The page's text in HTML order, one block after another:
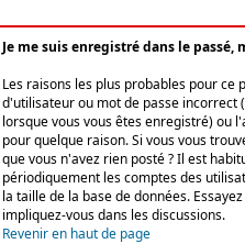
Je me suis enregistré dans le passé,
Les raisons les plus probables pour ce
d'utilisateur ou mot de passe incorrect
lorsque vous vous êtes enregistré) ou
pour quelque raison. Si vous vous
que vous n'avez rien posté ? Il est
périodiquement les comptes des
la taille de la base de données.
impliquez-vous dans les discussions.
Revenir en haut de page